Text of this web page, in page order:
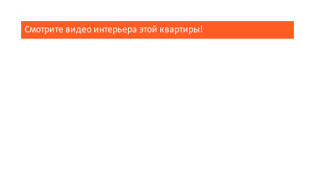
Смотрите видео интерьера этой квартиры!